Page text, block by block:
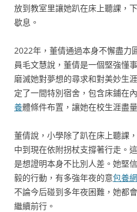
放到教室里讓她趴在床上聽課，
歇息。
2022年，董倩通過本身不懈盡力
員毛文慧說，董倩是一個堅強懂
磨滅她對夢想的尋求和對美妙生
定了一間特別宿舍，包含床鋪在
養體條件布置，讓她在校生涯盡
董倩說，小學除了趴在床上聽課
中到現在依附拐杖支撐著行走。
是想證明本身不比別人差。她堅
毅的行動，有多強年夜的意包養
不論今后碰到多年夜困難，她都
繼續前行。